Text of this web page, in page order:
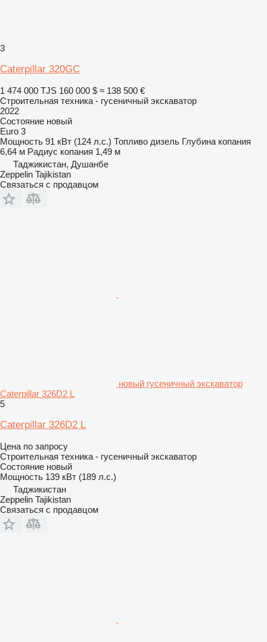
3
Caterpillar 320GC
1 474 000 TJS 160 000 $ ≈ 138 500 €
Строительная техника - гусеничный экскаватор
2022
Состояние новый
Euro 3
Мощность 91 кВт (124 л.с.) Топливо дизель Глубина копания
6,64 м Радиус копания 1,49 м
Таджикистан, Душанбе
Zeppelin Tajikistan
Связаться с продавцом
новый гусеничный экскаватор
Caterpillar 326D2 L
5
Caterpillar 326D2 L
Цена по запросу
Строительная техника - гусеничный экскаватор
Состояние новый
Мощность 139 кВт (189 л.с.)
Таджикистан
Zeppelin Tajikistan
Связаться с продавцом